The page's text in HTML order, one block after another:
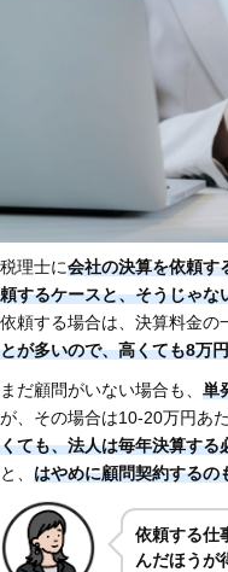
税理士に会社の決算を依頼す
頼するケースと、そうじゃな
依頼する場合は、決算料金の
とが多いので、高くても8万
まだ顧問がいない場合も、 単
が、その場合は10-20万円あ
くても、法人は毎年決算する
と、 はやめに顧問契約するの
依頼する仕
んだほうが